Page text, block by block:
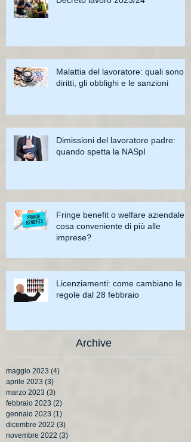
Malattia del lavoratore: quali sono i
diritti, gli obblighi e le sanzioni
Dimissioni del lavoratore padre:
quando spetta la NASpI
Fringe benefit o welfare aziendale:
cosa conveniente di più alle
imprese?
Licenziamenti: come cambiano le
regole dal 28 febbraio
Archive
maggio 2023 (4)
aprile 2023 (3)
marzo 2023 (3)
febbraio 2023 (2)
gennaio 2023 (1)
dicembre 2022 (3)
novembre 2022 (3)